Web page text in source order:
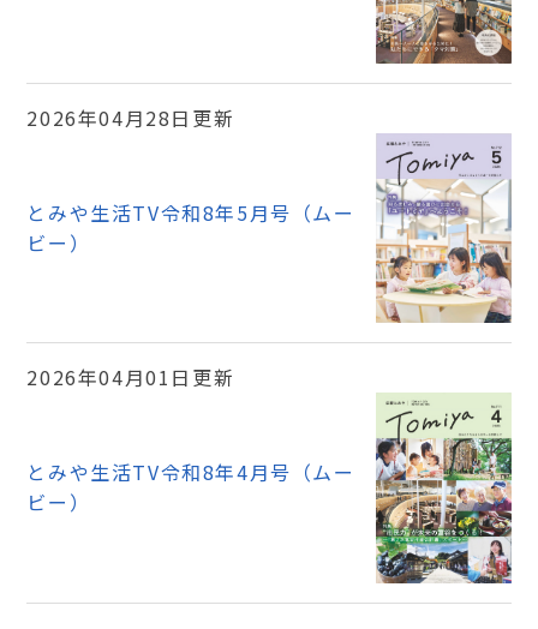
2026年04月28日更新
とみや生活TV令和8年5月号（ムー
ビー）
2026年04月01日更新
とみや生活TV令和8年4月号（ムー
ビー）